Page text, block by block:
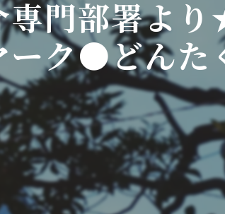
門部署よ
ーク●どん